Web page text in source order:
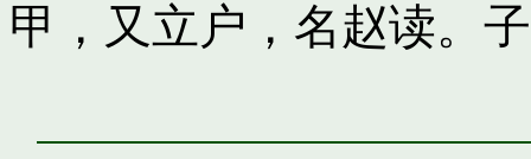
甲，又立户，名赵读。